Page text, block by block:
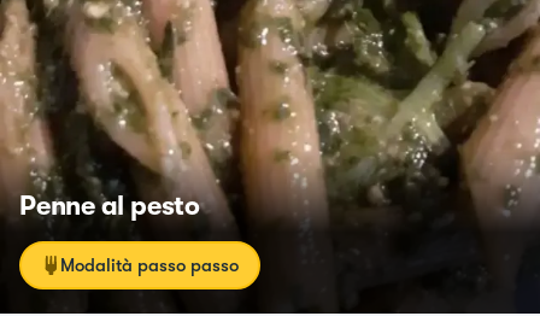
Penne al pesto
Modalità passo passo